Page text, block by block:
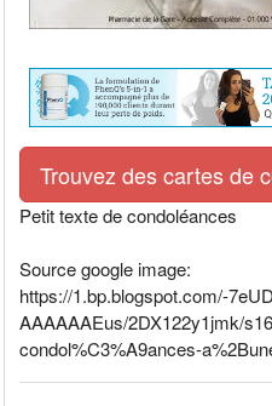
Trouvez des cartes de
Petit texte de condoléances
Source google image:
https://1.bp.blogspot.com/-
AAAAAAEus/2DX122y1jmk/
condol%C3%A9ances-